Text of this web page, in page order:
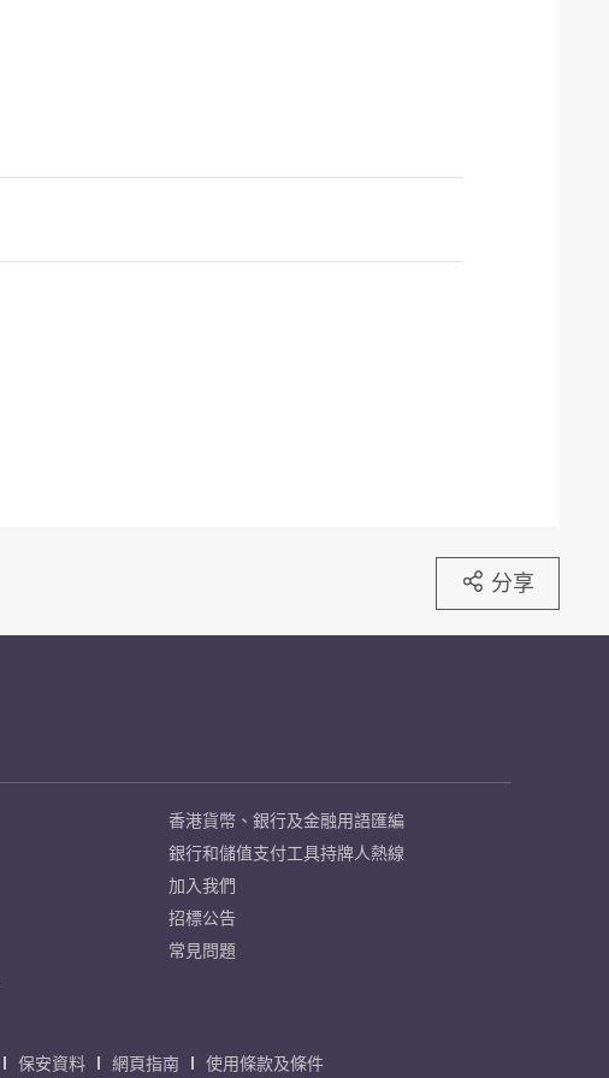
分享
香港貨幣、銀行及金融用語匯編
銀行和儲值支付工具持牌人熱線
加入我們
招標公告
常見問題
保安資料 網頁指南 使用條款及條件